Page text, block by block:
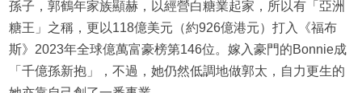
孫子，郭鶴年家族顯赫，以經營白糖業起家，所以有「亞洲
糖王」之稱，更以118億美元（約926億港元）打入《福布
斯》2023年全球億萬富豪榜第146位。嫁入豪門的Bonnie成
「千億孫新抱」，不過，她仍然低調地做郭太，自力更生的